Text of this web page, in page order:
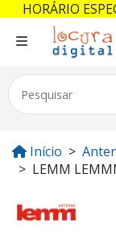
Início
LEMM
HORÁRIO